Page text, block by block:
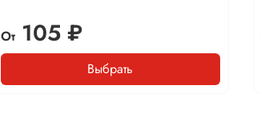
От105 ₽
Выбрать